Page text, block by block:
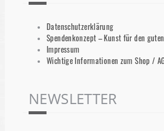
Datenschutzerklärung
Spendenkonzept – Kunst für den
Impressum
Wichtige Informationen zum Shop /
NEWSLETTER